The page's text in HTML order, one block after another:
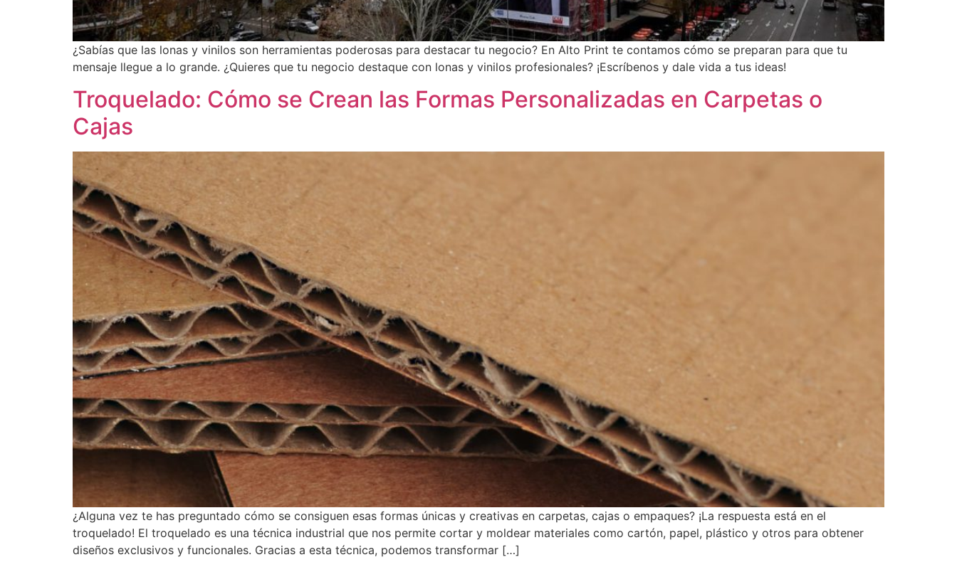
¿Sabías que las lonas y vinilos son herramientas poderosas para destacar tu negocio? En Alto Print te contamos cómo se preparan para que tu
mensaje llegue a lo grande. ¿Quieres que tu negocio destaque con lonas y vinilos profesionales? ¡Escríbenos y dale vida a tus ideas!
Troquelado: Cómo se Crean las Formas Personalizadas en Carpetas o
Cajas
¿Alguna vez te has preguntado cómo se consiguen esas formas únicas y creativas en carpetas, cajas o empaques? ¡La respuesta está en el
troquelado! El troquelado es una técnica industrial que nos permite cortar y moldear materiales como cartón, papel, plástico y otros para obtener
diseños exclusivos y funcionales. Gracias a esta técnica, podemos transformar […]